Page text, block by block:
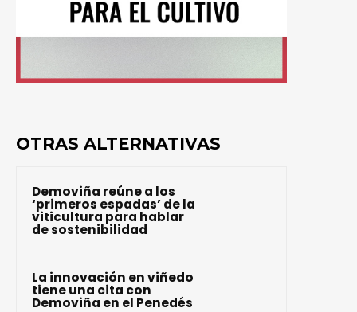
OTRAS ALTERNATIVAS
Demoviña reúne a los
‘primeros espadas’ de la
viticultura para hablar
de sostenibilidad
La innovación en viñedo
tiene una cita con
Demoviña en el Penedés